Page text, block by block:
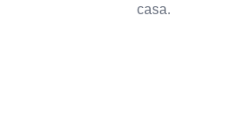
casa.